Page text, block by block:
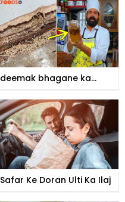
deemak bhagane ka
Safar Ke Doran Ulti Ka Ilaj